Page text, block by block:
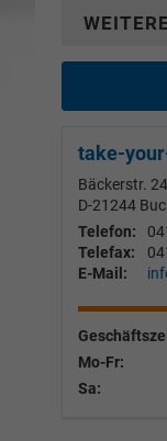
WEITERE
take-
Bäckerstr. 24
D-21244
Telefon:
Telefax:
E-Mail:
Mo-Fr:
Sa: